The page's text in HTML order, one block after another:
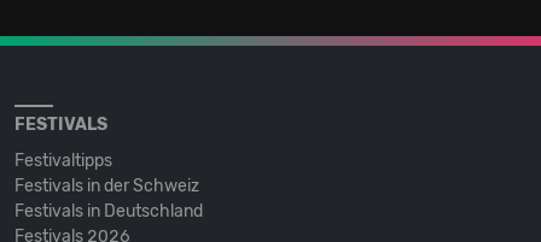
FESTIVALS
Festivaltipps
Festivals in der Schweiz
Festivals in Deutschland
Festivals 2026